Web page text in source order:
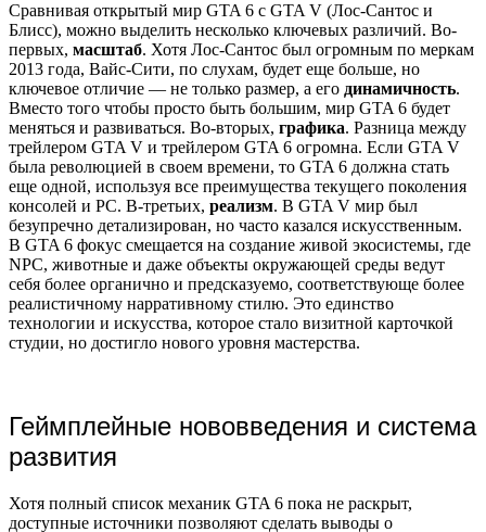
Сравнивая открытый мир GTA 6 с GTA V (Лос-Сантос и
Блисс), можно выделить несколько ключевых различий. Во-
первых, масштаб. Хотя Лос-Сантос был огромным по меркам
2013 года, Вайс-Сити, по слухам, будет еще больше, но
ключевое отличие — не только размер, а его динамичность.
Вместо того чтобы просто быть большим, мир GTA 6 будет
меняться и развиваться. Во-вторых, графика. Разница между
трейлером GTA V и трейлером GTA 6 огромна. Если GTA V
была революцией в своем времени, то GTA 6 должна стать
еще одной, используя все преимущества текущего поколения
консолей и PC. В-третьих, реализм. В GTA V мир был
безупречно детализирован, но часто казался искусственным.
В GTA 6 фокус смещается на создание живой экосистемы, где
NPC, животные и даже объекты окружающей среды ведут
себя более органично и предсказуемо, соответствующе более
реалистичному нарративному стилю. Это единство
технологии и искусства, которое стало визитной карточкой
студии, но достигло нового уровня мастерства.
Геймплейные нововведения и система
развития
Хотя полный список механик GTA 6 пока не раскрыт,
доступные источники позволяют сделать выводы о